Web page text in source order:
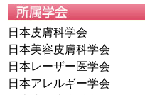
日本皮膚科学会
日本美容皮膚科学会
日本レーザー医学会
日本アレルギー学会